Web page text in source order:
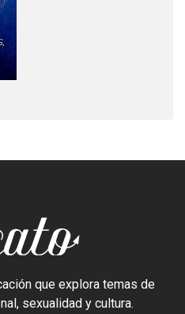
que explora temas de
sexualidad y cultura.